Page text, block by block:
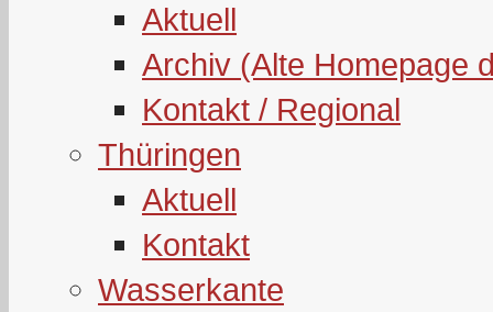
Aktuell
Archiv (Alte Homepage
Kontakt / Regional
Thüringen
Aktuell
Kontakt
Wasserkante